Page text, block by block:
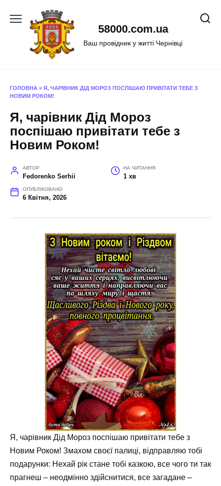
58000.com.ua
Ваш провідник у житті Чернівці
ГОЛОВНА » Я, ЧАРІВНИК ДІД МОРОЗ ПОСПІШАЮ ПРИВІТАТИ ТЕБЕ З
НОВИМ РОКОМ!
Я, чарівник Дід Мороз
поспішаю привітати тебе з
Новим Роком!
АВТОР
Fedorenko Serhii
НА ЧИТАННЯ
1 хв
ОПУБЛІКОВАНО
6 Квітня, 2026
Я, чарівник Дід Мороз поспішаю привітати тебе з
Новим Роком! Змахом своєї палиці, відправляю тобі
подарунки: Нехай рік стане тобі казкою, все чого ти так
прагнеш – неодмінно здійснитися, все загадане –